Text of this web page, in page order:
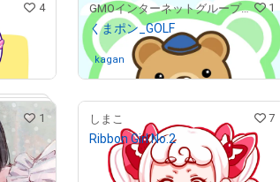
4 GMOインターネットグループ公式キャラクター「くまポン」 1
くまポン_GOLF
kagan さんが保有中
1 しまこ 7
Ribbon Girl No.2
2,000